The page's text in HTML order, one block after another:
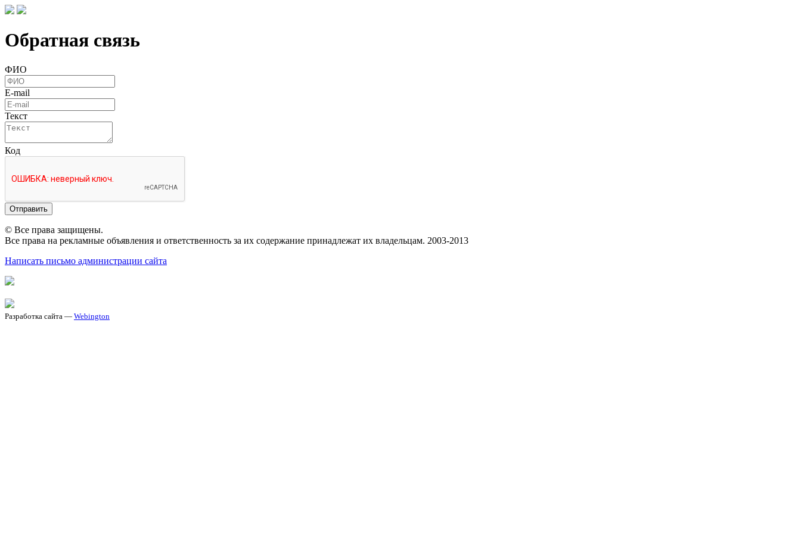
Обратная связь
ФИО
E-mail
Текст
Код
Отправить
© Все права защищены.
Все права на рекламные объявления и ответственность за их содержание принадлежат их владельцам. 2003-2013
Написать письмо администрации сайта
Разработка сайта — Webington